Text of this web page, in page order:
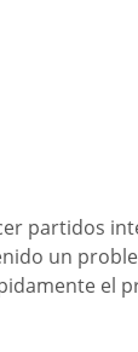
partidos
un
el